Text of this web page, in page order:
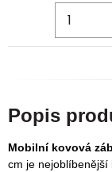
Popis
Mobilní kovová
cm je nejoblíbenější